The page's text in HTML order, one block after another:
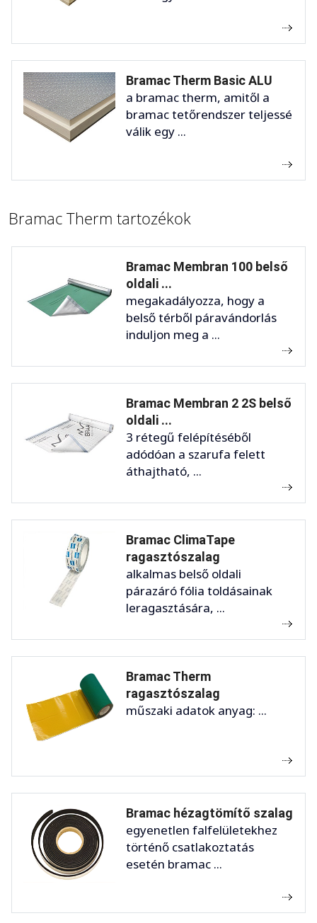
Bramac Therm Basic ALU
a bramac therm, amitől a
bramac tetőrendszer teljessé
válik egy ...
Bramac Therm tartozékok
Bramac Membran 100 belső
oldali ...
megakadályozza, hogy a
belső térből páravándorlás
induljon meg a ...
Bramac Membran 2 2S belső
oldali ...
3 rétegű felépítéséből
adódóan a szarufa felett
áthajtható, ...
Bramac ClimaTape
ragasztószalag
alkalmas belső oldali
párazáró fólia toldásainak
leragasztására, ...
Bramac Therm
ragasztószalag
műszaki adatok anyag: ...
Bramac hézagtömítő szalag
egyenetlen falfelületekhez
történő csatlakoztatás
esetén bramac ...